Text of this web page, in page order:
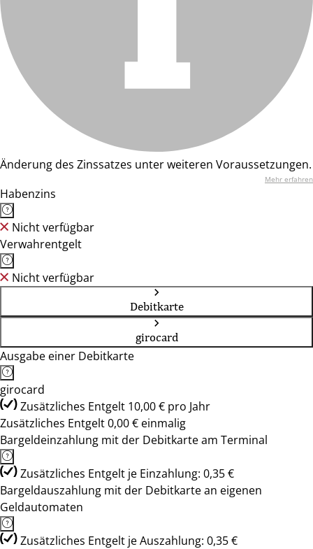
Änderung des Zinssatzes unter weiteren Voraussetzungen.
Mehr erfahren
Habenzins
Nicht verfügbar
Verwahrentgelt
Nicht verfügbar
Debitkarte
girocard
Ausgabe einer Debitkarte
girocard
Zusätzliches Entgelt 10,00 € pro Jahr
Zusätzliches Entgelt 0,00 € einmalig
Bargeldeinzahlung mit der Debitkarte am Terminal
Zusätzliches Entgelt je Einzahlung: 0,35 €
Bargeldauszahlung mit der Debitkarte an eigenen
Geldautomaten
Zusätzliches Entgelt je Auszahlung: 0,35 €